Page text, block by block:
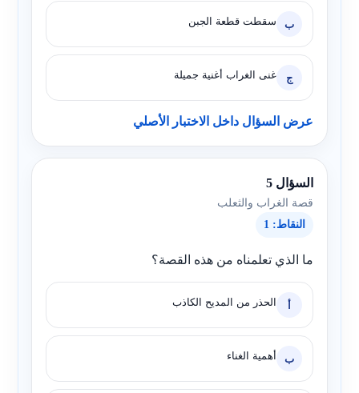
ب سقطت قطعة الجبن
ج غنى الغراب أغنية جميلة
عرض السؤال داخل الاختبار الأصلي
السؤال 5
قصة الغراب والثعلب
النقاط: 1
ما الذي تعلمناه من هذه القصة؟
أ الحذر من المديح الكاذب
ب أهمية الغناء